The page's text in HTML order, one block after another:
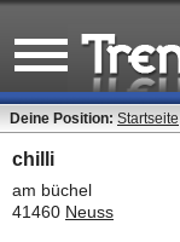
Deine Position: Startseite
chilli
am büchel
41460 Neuss